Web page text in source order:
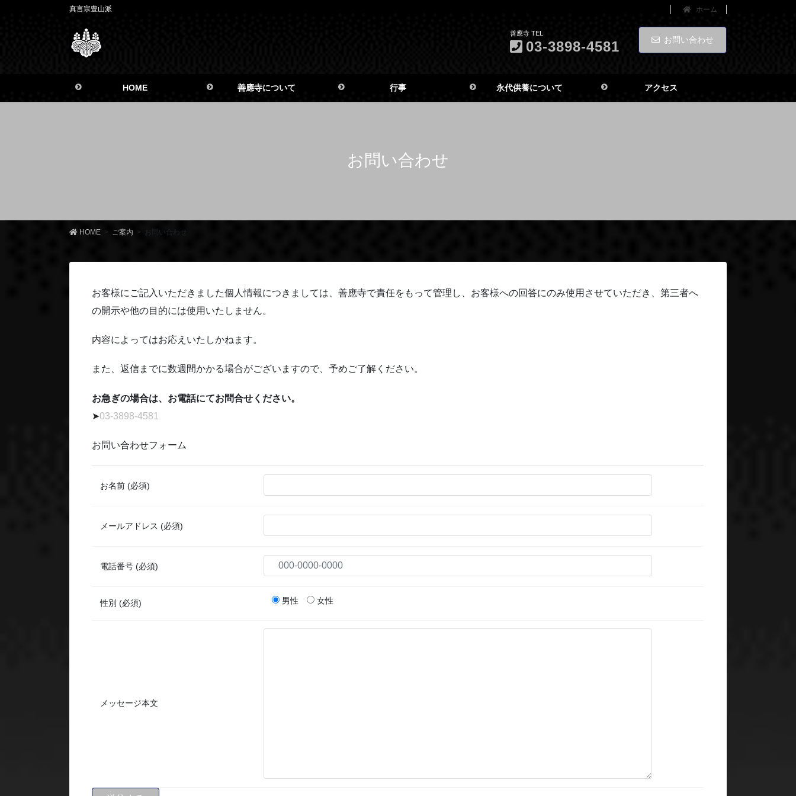
真言宗豊山派 ホーム
善應寺 TEL
03-3898-4581 お問い合わせ
HOME 善應寺について 行事 永代供養について アクセス
お問い合わせ
HOME ご案内 お問い合わせ
お客様にご記入いただきました個人情報につきましては、善應寺で責任をもって管理し、お客様への回答にのみ使用させていただき、第三者へ
の開示や他の目的には使用いたしません。
内容によってはお応えいたしかねます。
また、返信までに数週間かかる場合がございますので、予めご了解ください。
お急ぎの場合は、お電話にてお問合せください。
➤03-3898-4581
お問い合わせフォーム
お名前 (必須)
メールアドレス (必須)
電話番号 (必須)
性別 (必須) 男性 女性
メッセージ本文